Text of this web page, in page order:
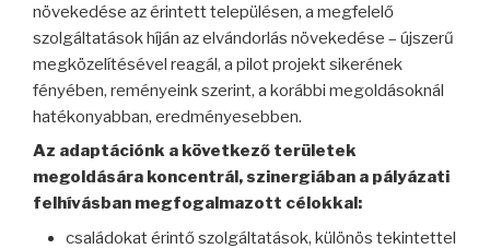
növekedése az érintett településen, a megfelelő
szolgáltatások híján az elvándorlás növekedése – újszerű
megközelítésével reagál, a pilot projekt sikerének
fényében, reményeink szerint, a korábbi megoldásoknál
hatékonyabban, eredményesebben.
Az adaptációnk a következő területek
megoldására koncentrál, szinergiában a pályázati
felhívásban megfogalmazott célokkal:
családokat érintő szolgáltatások, különös tekintettel